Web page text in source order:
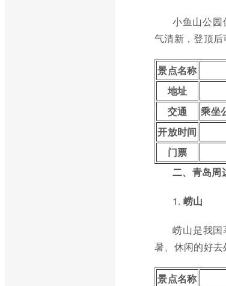
小鱼山公
气清新，登顶后
景点名称
地址
交通
乘坐
开放时间
门票
二、青岛周
1. 崂山
崂山是我国
暑、休闲的好去
景点名称